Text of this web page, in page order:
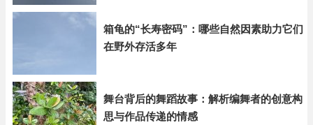
箱龟的“长寿密码”：哪些自然因素助力它们
在野外存活多年
舞台背后的舞蹈故事：解析编舞者的创意构
思与作品传递的情感